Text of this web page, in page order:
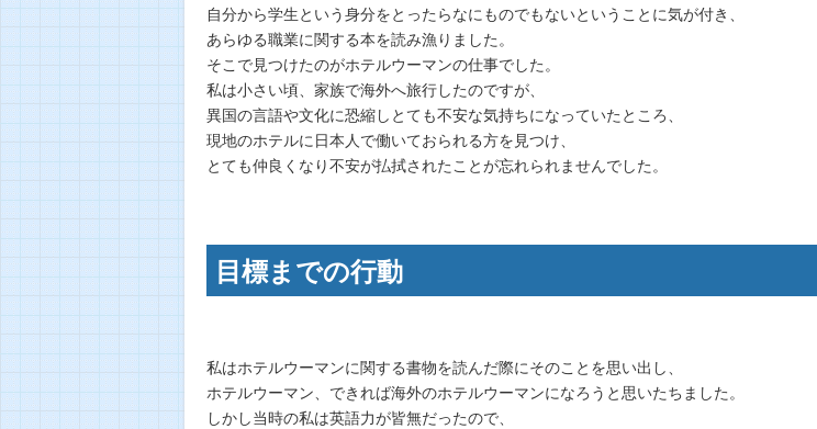
自分から学生という身分をとったらなにものでもないということに気が付き、
あらゆる職業に関する本を読み漁りました。
そこで見つけたのがホテルウーマンの仕事でした。
私は小さい頃、家族で海外へ旅行したのですが、
異国の言語や文化に恐縮しとても不安な気持ちになっていたところ、
現地のホテルに日本人で働いておられる方を見つけ、
とても仲良くなり不安が払拭されたことが忘れられませんでした。
目標までの行動
私はホテルウーマンに関する書物を読んだ際にそのことを思い出し、
ホテルウーマン、できれば海外のホテルウーマンになろうと思いたちました。
しかし当時の私は英語力が皆無だったので、